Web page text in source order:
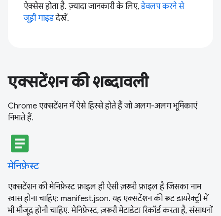
ऐक्सेस होता है. ज़्यादा जानकारी के लिए,डेवलप करने से
जुड़ी गाइडदेखें.
एक्सटेंशन की शब्दावली
Chrome एक्सटेंशन में ऐसे हिस्से होते हैं जो अलग-अलग भूमिकाएं
निभाते हैं.
article
मेनिफ़ेस्ट
एक्सटेंशन की मेनिफ़ेस्ट फ़ाइल ही ऐसी ज़रूरी फ़ाइल है जिसका नाम
खास होना चाहिए: manifest.json. यह एक्सटेंशन की रूट डायरेक्ट्री में
भी मौजूद होनी चाहिए. मेनिफ़ेस्ट, ज़रूरी मेटाडेटा रिकॉर्ड करता है, संसाधनों